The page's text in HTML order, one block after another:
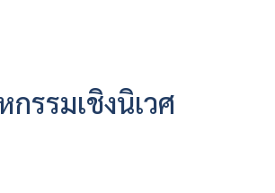
รรมเชิงนิเวศ